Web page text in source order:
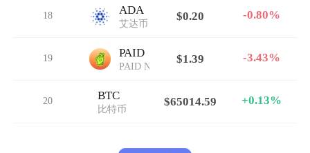
18 ADA
艾达币
$0.20 -0.80%
19 PAID
PAID Network
$1.39 -3.43%
20 BTC
比特币
$65014.59 +0.13%